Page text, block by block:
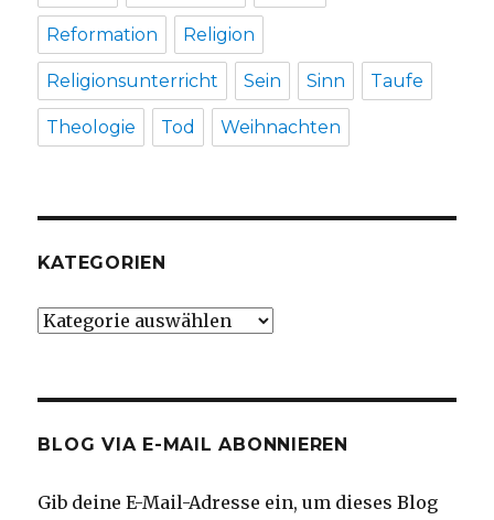
Reformation Religion
Religionsunterricht Sein Sinn Taufe
Theologie Tod Weihnachten
KATEGORIEN
Kategorien
BLOG VIA E-MAIL ABONNIEREN
Gib deine E-Mail-Adresse ein, um dieses Blog